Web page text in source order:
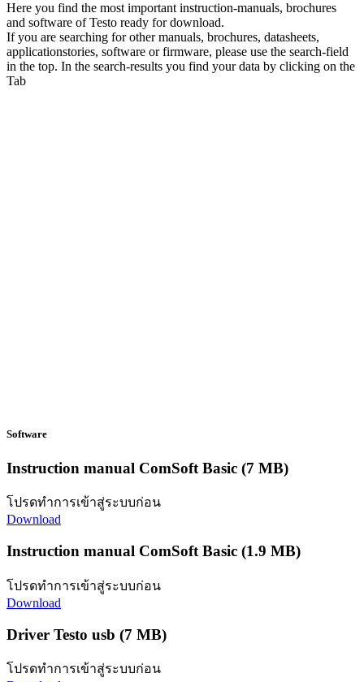
Here you find the most important instruction-manuals, brochures
and software of Testo ready for download.
If you are searching for other manuals, brochures, datasheets,
applicationstories, software or firmware, please use the search-field
in the top. In the search-results you find your data by clicking on the
Tab
Software
Instruction manual ComSoft Basic (7 MB)
โปรดทำการเข้าสู่ระบบก่อน
Download
Instruction manual ComSoft Basic (1.9 MB)
โปรดทำการเข้าสู่ระบบก่อน
Download
Driver Testo usb (7 MB)
โปรดทำการเข้าสู่ระบบก่อน